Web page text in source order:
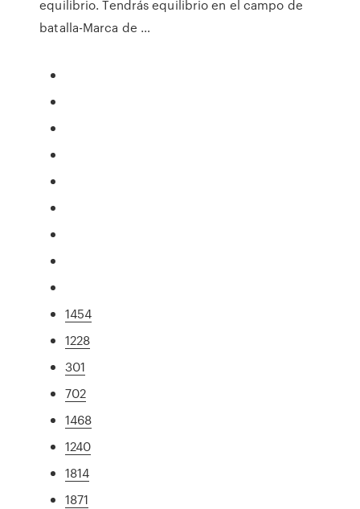
equilibrio. Tendrás equilibrio en el campo de
batalla-Marca de …
1454
1228
301
702
1468
1240
1814
1871